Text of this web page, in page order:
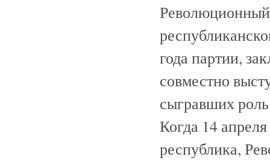
года партии,
совместно
сыгравших
Когда 14
республика,